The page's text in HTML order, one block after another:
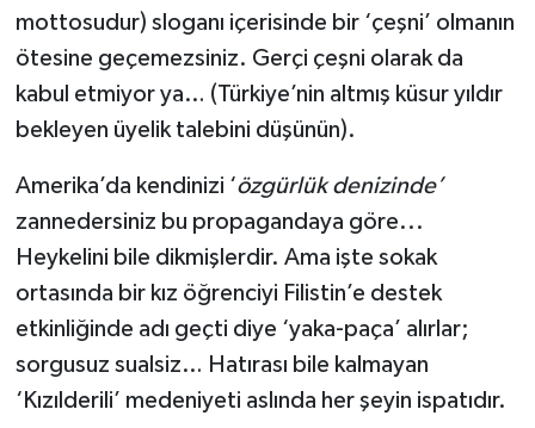
mottosudur) sloganı içerisinde bir ‘çeşni’ olmanın
ötesine geçemezsiniz. Gerçi çeşni olarak da
kabul etmiyor ya… (Türkiye’nin altmış küsur yıldır
bekleyen üyelik talebini düşünün).
Amerika’da kendinizi ‘özgürlük denizinde’
zannedersiniz bu propagandaya göre...
Heykelini bile dikmişlerdir. Ama işte sokak
ortasında bir kız öğrenciyi Filistin’e destek
etkinliğinde adı geçti diye ‘yaka-paça’ alırlar;
sorgusuz sualsiz… Hatırası bile kalmayan
‘Kızılderili’ medeniyeti aslında her şeyin ispatıdır.